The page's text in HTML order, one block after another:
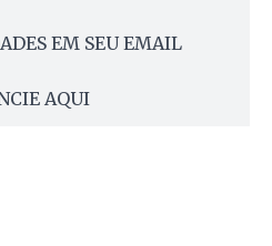
EM SEU EMAIL
AQUI